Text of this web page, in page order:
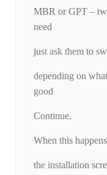
MBR or GPT –
need
just ask them to
depending on
good
Continue.
When this
the installation